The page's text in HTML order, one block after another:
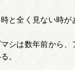
と全く見ない時が
シは数年前から
。